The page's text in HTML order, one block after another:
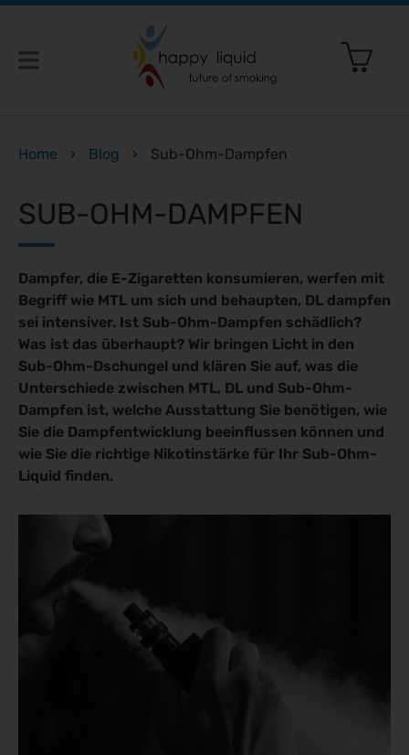
Was gerade geplant ist – und was das für dich
zu umgehen?
vegan?
und synthetischen Cannabinoiden
gehören
um E-Zigaretten einfach erklärt
richtig!
& Funktion
Home › Blog › Sub-Ohm-Dampfen
SUB-OHM-DAMPFEN
Dampfer, die E-Zigaretten konsumieren, werfen mit
Begriff wie MTL um sich und behaupten, DL dampfen
sei intensiver. Ist Sub-Ohm-Dampfen schädlich?
Was ist das überhaupt? Wir bringen Licht in den
Sub-Ohm-Dschungel und klären Sie auf, was die
Unterschiede zwischen MTL, DL und Sub-Ohm-
Dampfen ist, welche Ausstattung Sie benötigen, wie
Sie die Dampfentwicklung beeinflussen können und
wie Sie die richtige Nikotinstärke für Ihr Sub-Ohm-
Liquid finden.